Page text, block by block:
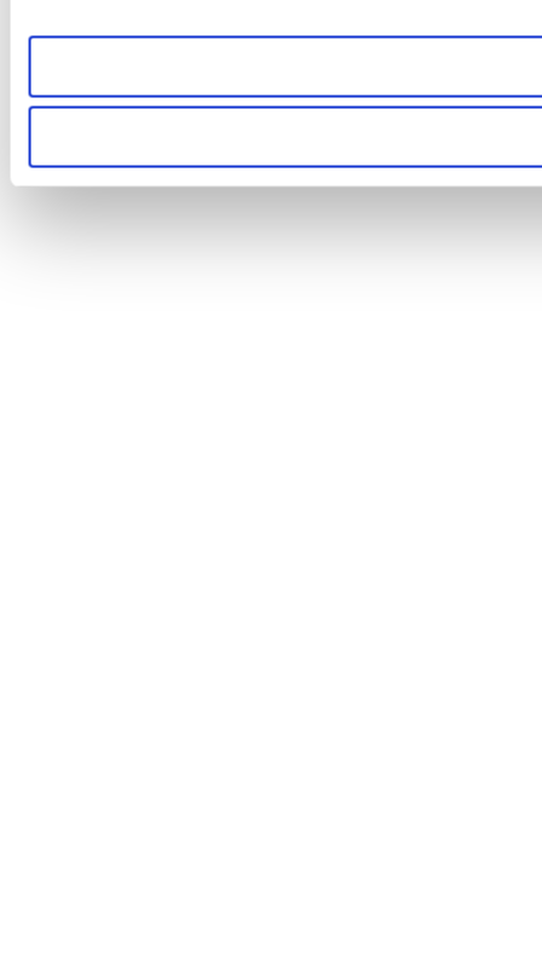
Las cookies de este sitio web se usan para personalizar el
combinarla con otra información que les haya